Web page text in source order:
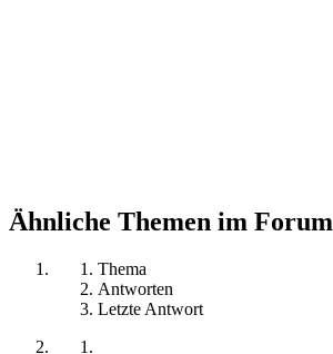
Ähnliche Themen im Forum
Thema
Antworten
Letzte Antwort